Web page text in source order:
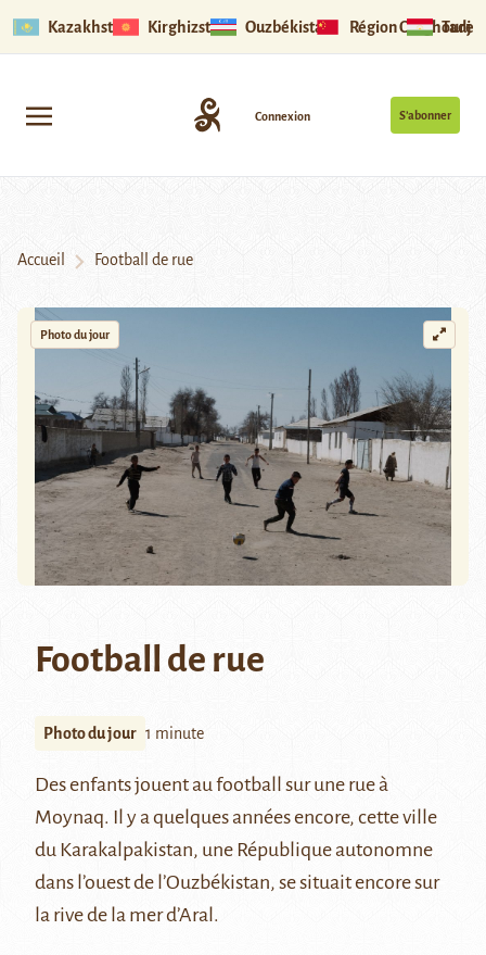
Kazakhstan Kirghizstan Ouzbékistan Région Ouïghoure
S’abonner
Connexion
Accueil Football de rue
Photo du jour
Football de rue
Photo du jour 1 minute
Des enfants jouent au football sur une rue à
Moynaq. Il y a quelques années encore, cette ville
du Karakalpakistan, une République autonomne
dans l’ouest de l’Ouzbékistan, se situait encore sur
la rive de la mer d’Aral.